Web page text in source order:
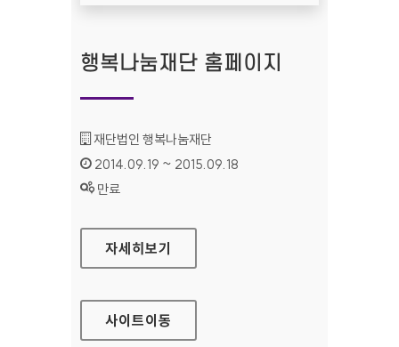
행복나눔재단 홈페이지
기관명 :
재단법인 행복나눔재단
인증기간 :
2014.09.19 ~ 2015.09.18
상태 :
만료
행복나눔재단 홈페이지
자세히보기
사이트이동